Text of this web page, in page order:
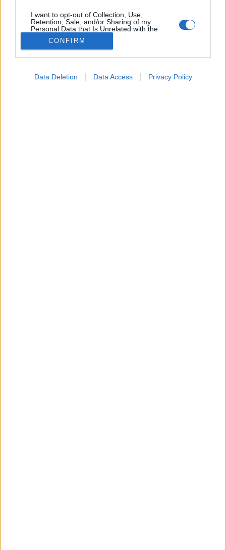
I want to opt-out of Collection, Use,
Retention, Sale, and/or Sharing of my
Personal Data that Is Unrelated with the
Purposes for which it was collected.
Opted Out
I want to allow Google to enable storage
CONFIRM
Data Deletion Data Access Privacy Policy